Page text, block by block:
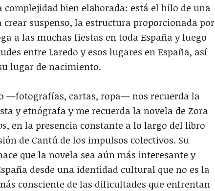
bien elaborada: está el hilo de una
suspenso, la estructura proporcionada por
a las muchas fiestas en toda España y luego
entre Laredo y esos lugares en España, así
lugar de nacimiento.
—fotografías, cartas, ropa— nos recuerda la
y etnógrafa y me recuerda la novela de Zora
, en la presencia constante a lo largo del libro
de Cantú de los impulsos colectivos. Su
que la novela sea aún más interesante y
desde una identidad cultural que no es la
consciente de las dificultades que enfrentan